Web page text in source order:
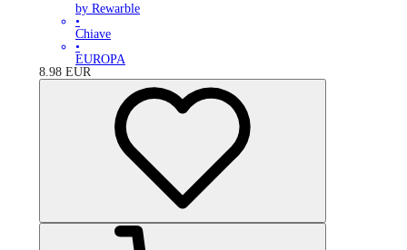
by Rewarble
•
Chiave
•
EUROPA
8.98 EUR